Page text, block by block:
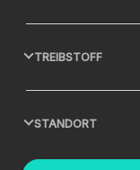
TREIBSTOFF
STANDORT